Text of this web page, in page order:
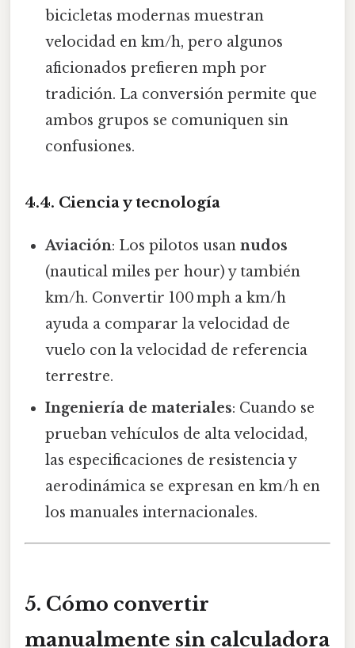
bicicletas modernas muestran
velocidad en km/h, pero algunos
aficionados prefieren mph por
tradición. La conversión permite que
ambos grupos se comuniquen sin
confusiones.
4.4. Ciencia y tecnología
Aviación: Los pilotos usannudos
(nautical miles per hour) y también
km/h. Convertir 100 mph a km/h
ayuda a comparar la velocidad de
vuelo con la velocidad de referencia
terrestre.
Ingeniería de materiales: Cuando se
prueban vehículos de alta velocidad,
las especificaciones de resistencia y
aerodinámica se expresan en km/h en
los manuales internacionales.
5. Cómo convertir
manualmente sin calculadora